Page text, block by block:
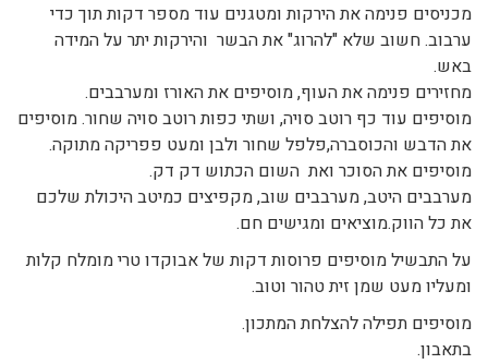
מכניסים פנימה את הירקות ומטגנים עוד מספר דקות תוך כדי
ערבוב. חשוב שלא "להרוג" את הבשר והירקות יתר על המידה
באש.
מחזירים פנימה את העוף, מוסיפים את האורז ומערבבים.
מוסיפים עוד כף רוטב סויה, ושתי כפות רוטב סויה שחור. מוסיפים
את הדבש והכוסברה,פלפל שחור ולבן ומעט פפריקה מתוקה.
מוסיפים את הסוכר ואת השום הכתוש דק דק.
מערבבים היטב, מערבבים שוב, מקפיצים כמיטב היכולת שלכם
את כל הווק.מוציאים ומגישים חם.
על התבשיל מוסיפים פרוסות דקות של אבוקדו טרי מומלח קלות
ומעליו מעט שמן זית טהור וטוב.
מוסיפים תפילה להצלחת המתכון.
בתאבון.